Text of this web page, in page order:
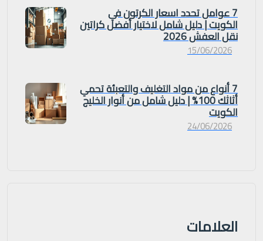
7 عوامل تحدد اسعار الكرتون في
الكويت | دليل شامل لاختيار أفضل كراتين
نقل العفش 2026
15/06/2026
7 أنواع من مواد التغليف والتعبئة تحمي
أثاثك 100% | دليل شامل من أنوار الخليج
الكويت
24/06/2026
العلامات